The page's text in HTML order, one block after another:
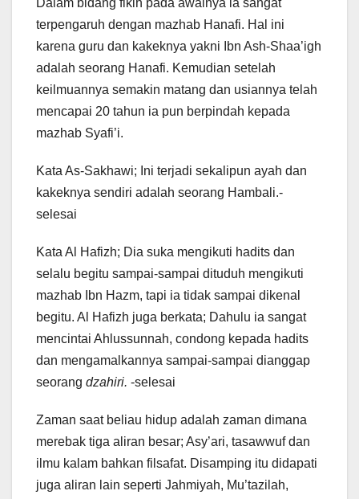
Dalam bidang fikih pada awalnya ia sangat
terpengaruh dengan mazhab Hanafi. Hal ini
karena guru dan kakeknya yakni Ibn Ash-Shaa’igh
adalah seorang Hanafi. Kemudian setelah
keilmuannya semakin matang dan usiannya telah
mencapai 20 tahun ia pun berpindah kepada
mazhab Syafi’i.
Kata As-Sakhawi; Ini terjadi sekalipun ayah dan
kakeknya sendiri adalah seorang Hambali.-
selesai
Kata Al Hafizh; Dia suka mengikuti hadits dan
selalu begitu sampai-sampai dituduh mengikuti
mazhab Ibn Hazm, tapi ia tidak sampai dikenal
begitu. Al Hafizh juga berkata; Dahulu ia sangat
mencintai Ahlussunnah, condong kepada hadits
dan mengamalkannya sampai-sampai dianggap
seorang dzahiri. -selesai
Zaman saat beliau hidup adalah zaman dimana
merebak tiga aliran besar; Asy’ari, tasawwuf dan
ilmu kalam bahkan filsafat. Disamping itu didapati
juga aliran lain seperti Jahmiyah, Mu’tazilah,